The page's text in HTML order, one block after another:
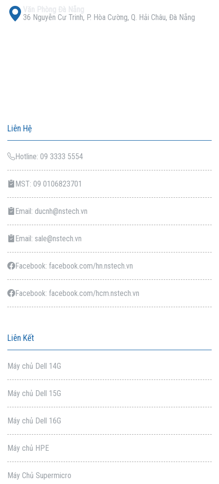
36 Nguyễn Cư Trinh, P. Hòa Cường, Q. Hải Châu, Đà Nẵng
Liên Hệ
Hotline: 09 3333 5554
MST: 09 0106823701
Email: ducnh@nstech.vn
Email: sale@nstech.vn
Facebook: facebook.com/hn.nstech.vn
Facebook: facebook.com/hcm.nstech.vn
Liên Kết
Máy chủ Dell 14G
Máy chủ Dell 15G
Máy chủ Dell 16G
Máy chủ HPE
Máy Chủ Supermicro